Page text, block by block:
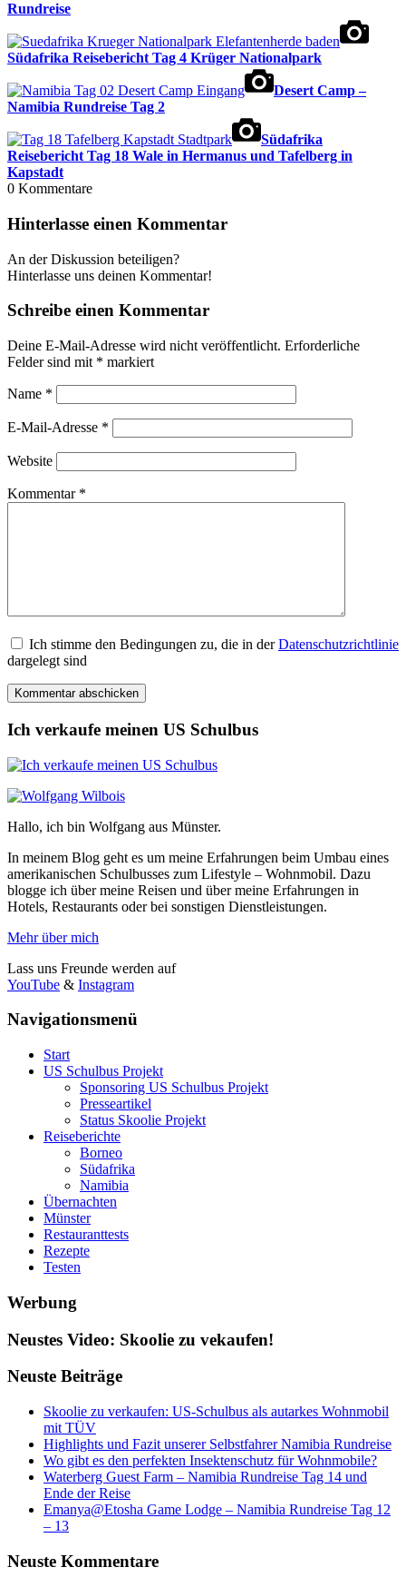
Rundreise
Südafrika Reisebericht Tag 4 Krüger Nationalpark
Desert Camp –
Namibia Rundreise Tag 2
Südafrika
Reisebericht Tag 18 Wale in Hermanus und Tafelberg in
Kapstadt
0 Kommentare
Hinterlasse einen Kommentar
An der Diskussion beteiligen?
Hinterlasse uns deinen Kommentar!
Schreibe einen Kommentar
Deine E-Mail-Adresse wird nicht veröffentlicht. Erforderliche
Felder sind mit * markiert
Name *
E-Mail-Adresse *
Website
Kommentar *
Ich stimme den Bedingungen zu, die in derDatenschutzrichtlinie
dargelegt sind
Ich verkaufe meinen US Schulbus
Hallo, ich bin Wolfgang aus Münster.
In meinem Blog geht es um meine Erfahrungen beim Umbau eines
amerikanischen Schulbusses zum Lifestyle – Wohnmobil. Dazu
blogge ich über meine Reisen und über meine Erfahrungen in
Hotels, Restaurants oder bei sonstigen Dienstleistungen.
Mehr über mich
Lass uns Freunde werden auf
YouTube & Instagram
Navigationsmenü
Start
US Schulbus Projekt
Sponsoring US Schulbus Projekt
Presseartikel
Status Skoolie Projekt
Reiseberichte
Borneo
Südafrika
Namibia
Übernachten
Münster
Restauranttests
Rezepte
Testen
Werbung
Neustes Video: Skoolie zu vekaufen!
Neuste Beiträge
Skoolie zu verkaufen: US-Schulbus als autarkes Wohnmobil
mit TÜV
Highlights und Fazit unserer Selbstfahrer Namibia Rundreise
Wo gibt es den perfekten Insektenschutz für Wohnmobile?
Waterberg Guest Farm – Namibia Rundreise Tag 14 und
Ende der Reise
Emanya@Etosha Game Lodge – Namibia Rundreise Tag 12
– 13
Neuste Kommentare